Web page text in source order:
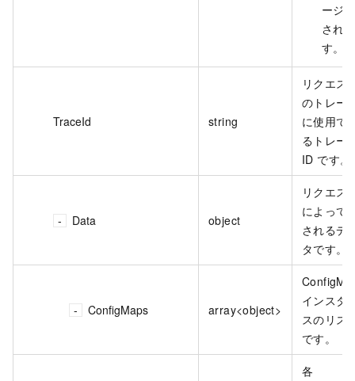
ージ
され
す。
TraceId string
リクエス
のトレー
に使用で
るトレー
ID です。
Data object
リクエス
によって
されるデ
タです。
ConfigMaps array<object>
インスタ
スのリス
です。
各